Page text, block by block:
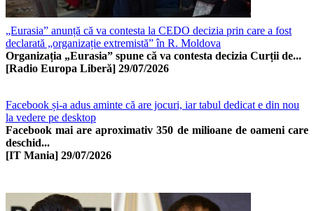
„Eurasia” anunță că va contesta la CEDO decizia prin care a fost
declarată „organizație extremistă” în R. Moldova
Organizația „Eurasia” spune că va contesta decizia Curții de...
[Radio Europa Liberă] 29/07/2026
Facebook și-a adus aminte că are jocuri, iar tabul dedicat e din nou
la vedere pe desktop
Facebook mai are aproximativ 350 de milioane de oameni care
deschid...
[IT Mania] 29/07/2026